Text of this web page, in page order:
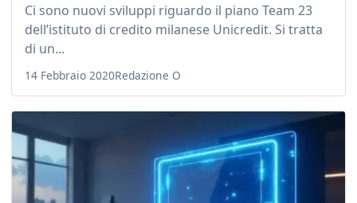
Ci sono nuovi sviluppi riguardo il piano Team 23
dell’istituto di credito milanese Unicredit. Si tratta
di un...
14 Febbraio 2020Redazione O